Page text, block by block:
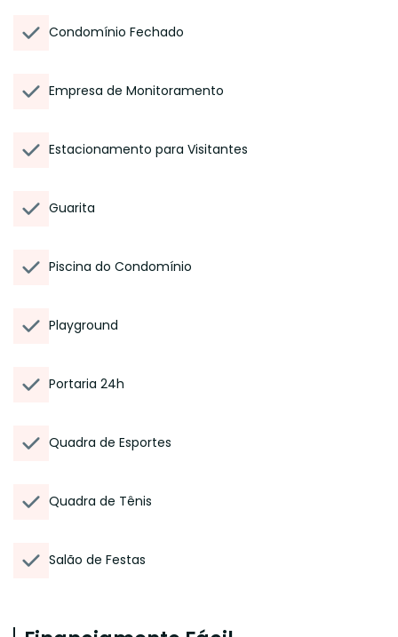
Condomínio Fechado
Empresa de Monitoramento
Estacionamento para Visitantes
Guarita
Piscina do Condomínio
Playground
Portaria 24h
Quadra de Esportes
Quadra de Tênis
Salão de Festas